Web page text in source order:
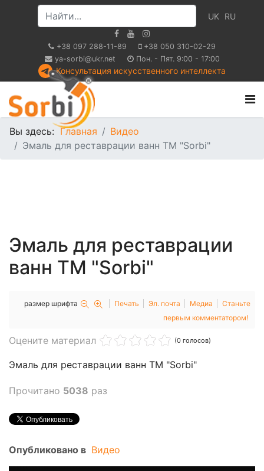
UK RU
+38 097 288-11-89
+38 050 310-02-29
ya-sorbi@ukr.net
Пон. - Пят. 9:00 - 17:00
Консультация искусственного интеллекта
Вы здесь:Главная
Видео
Эмаль для реставрации ванн ТМ "Sorbi"
Эмаль для реставрации
ванн ТМ "Sorbi"
размер шрифта Печать Эл. почта Медиа
Станьте
первым комментатором!
Оцените материал (0 голосов)
Эмаль для реставрации ванн ТМ "Sorbi"
Прочитано 5038 раз
Опубликовано в Видео